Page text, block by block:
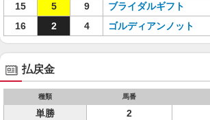
15
5 9 ブライダルギフト
16
2 4 ゴルディアンノット
払戻金
種類 馬番
単勝 2